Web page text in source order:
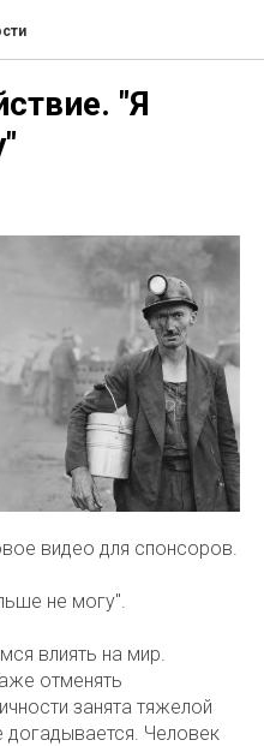
"Я
видео для спонсоров.
не могу".
влиять на мир.
отменять
занята тяжелой
Человек